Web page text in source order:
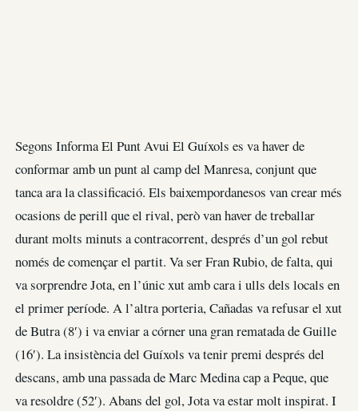
Segons Informa El Punt Avui El Guíxols es va haver de
conformar amb un punt al camp del Manresa, conjunt que
tanca ara la classificació. Els baixempordanesos van crear més
ocasions de perill que el rival, però van haver de treballar
durant molts minuts a contracorrent, després d’un gol rebut
només de començar el partit. Va ser Fran Rubio, de falta, qui
va sorprendre Jota, en l’únic xut amb cara i ulls dels locals en
el primer període. A l’altra porteria, Cañadas va refusar el xut
de Butra (8′) i va enviar a córner una gran rematada de Guille
(16′). La insistència del Guíxols va tenir premi després del
descans, amb una passada de Marc Medina cap a Peque, que
va resoldre (52′). Abans del gol, Jota va estar molt inspirat. I